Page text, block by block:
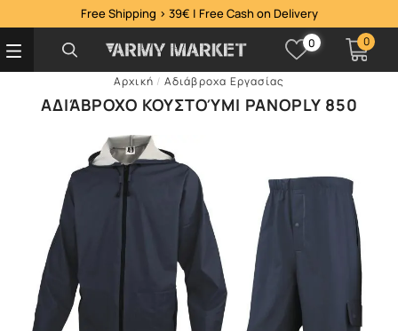
Free Shipping > 39€ | Free Cash on Delivery
0 0
Αρχική / Αδιάβροχα Εργασίας
ΑΔΙΆΒΡΟΧΟ ΚΟΥΣΤΟΎΜΙ PANOPLY 850